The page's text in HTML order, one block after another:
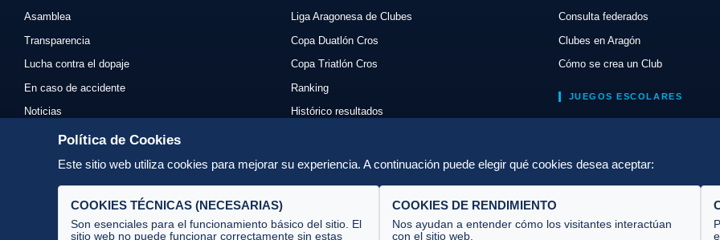
Asamblea
Transparencia
Lucha contra el dopaje
En caso de accidente
Noticias
Eventos
Enlaces
Liga Aragonesa de Clubes
Copa Duatlón Cros
Copa Triatlón Cros
Ranking
Histórico resultados
Normativas
Consulta federados
Clubes en Aragón
Cómo se crea un Club
JUEGOS ESCOLARES
Política de Cookies
Este sitio web utiliza cookies para mejorar su experiencia. A continuación puede elegir qué cookies desea aceptar:
COOKIES TÉCNICAS (NECESARIAS)
Son esenciales para el funcionamiento básico del sitio. El
sitio web no puede funcionar correctamente sin estas
COOKIES DE RENDIMIENTO
Nos ayudan a entender cómo los visitantes interactúan
con el sitio web.